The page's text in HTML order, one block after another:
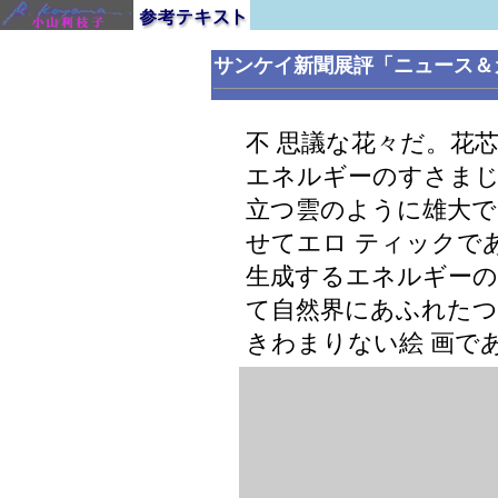
サンケイ新聞展評「ニュース
不 思議な花々だ。花
エネルギーのすさま
立つ雲のように雄大
せてエロ ティックで
生成するエネルギー
て自然界にあふれた
きわまりない絵 画で